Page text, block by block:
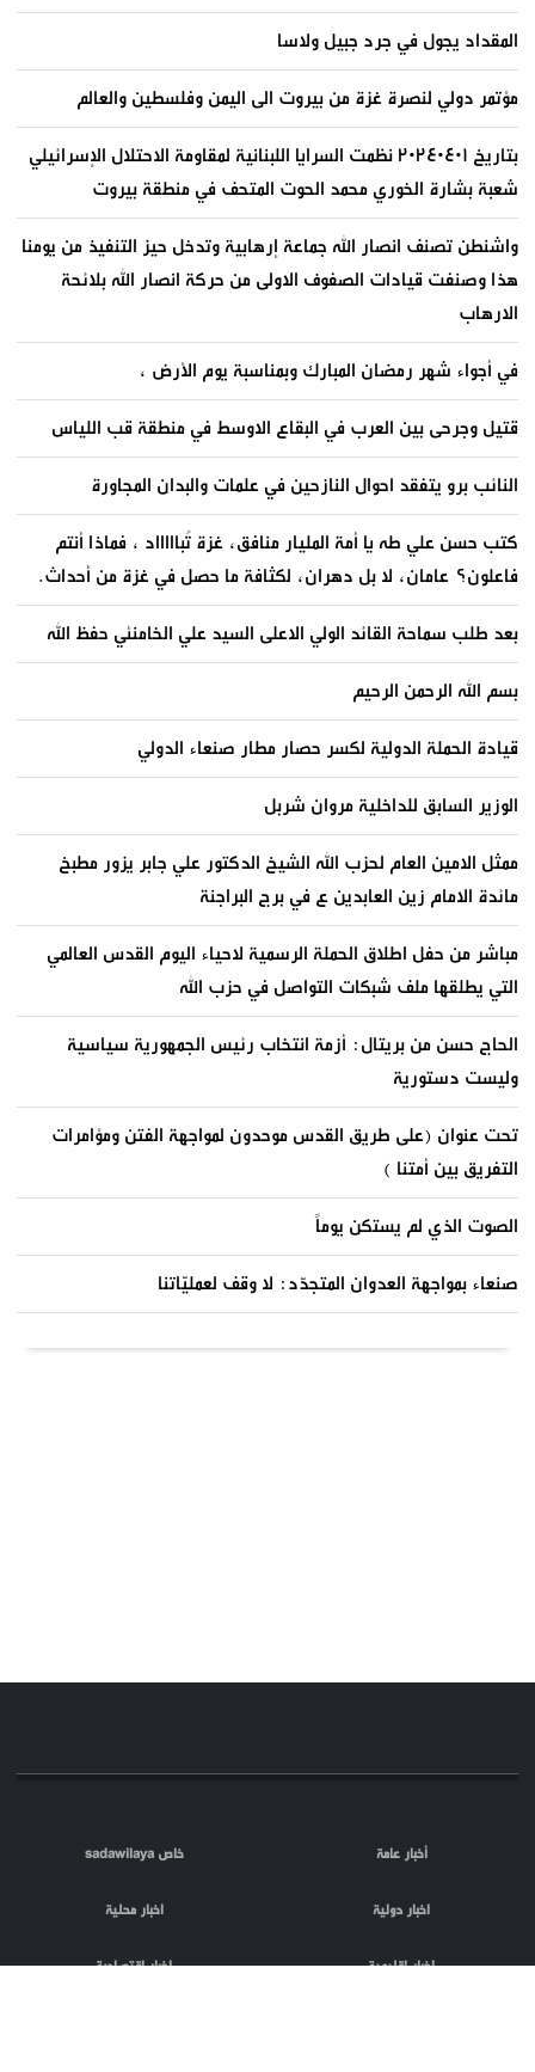
المقداد يجول في جرد جبيل ولاسا
مؤتمر دولي لنصرة غزة من بيروت الى اليمن وفلسطين والعالم
بتاريخ ٢٠٢٤٠٤٠١ نظمت السرايا اللبنانية لمقاومة الاحتلال الإسرائيلي
شعبة بشارة الخوري محمد الحوت المتحف في منطقة بيروت
واشنطن تصنف انصار الله جماعة إرهابية وتدخل حيز التنفيذ من يومنا
هذا وصنفت قيادات الصفوف الاولى من حركة انصار الله بلائحة
الارهاب
في أجواء شهر رمضان المبارك وبمناسبة يوم الأرض ،
قتيل وجرحى بين العرب في البقاع الاوسط في منطقة قب اللياس
النائب برو يتفقد احوال النازحين في علمات والبدان المجاورة
كتب حسن علي طه يا أمة المليار منافق، غزة تُباااااد ، فماذا أنتم
فاعلون؟ عامان، لا بل دهران، لكثافة ما حصل في غزة من أحداث.
بعد طلب سماحة القائد الولي الاعلى السيد علي الخامنئي حفظ الله
بسم الله الرحمن الرحيم
قيادة الحملة الدولية لكسر حصار مطار صنعاء الدولي
الوزير السابق للداخلية مروان شربل
ممثل الامين العام لحزب الله الشيخ الدكتور علي جابر يزور مطبخ
مائدة الامام زين العابدين ع في برج البراجنة
مباشر من حفل اطلاق الحملة الرسمية لاحياء اليوم القدس العالمي
التي يطلقها ملف شبكات التواصل في حزب الله
الحاج حسن من بريتال: أزمة انتخاب رئيس الجمهورية سياسية
وليست دستورية
تحت عنوان (على طريق القدس موحدون لمواجهة الفتن ومؤامرات
التفريق بين أمتنا )
الصوت الذي لم يستكن يوماً
صنعاء بمواجهة العدوان المتجدّد: لا وقف لعمليّاتنا
أخبار عامة خاص sadawilaya
اخبار دولية اخبار محلية
اخبار اقليمية اخبار اقتصادية